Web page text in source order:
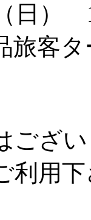
日）
旅客
ござ
利用